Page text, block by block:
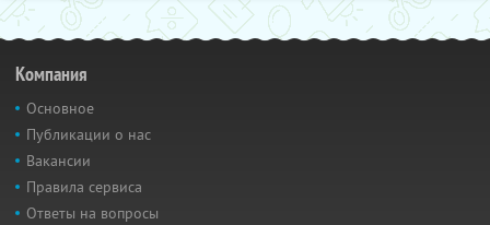
Компания
Основное
Публикации о нас
Вакансии
Правила сервиса
Ответы на вопросы